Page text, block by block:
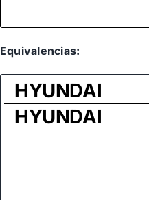
Equivalencias:
HYUNDAI
HYUNDAI